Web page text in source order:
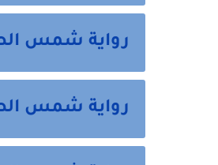
رواية شمس
رواية شمس